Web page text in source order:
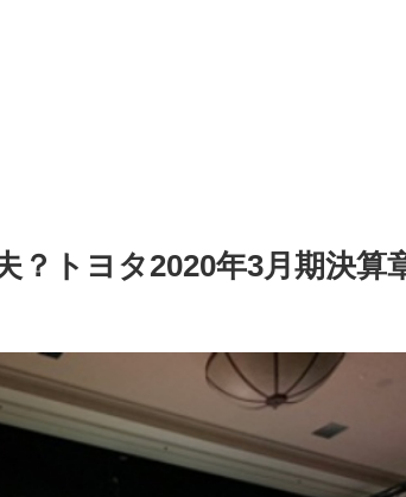
トヨタ2020年3月期決算